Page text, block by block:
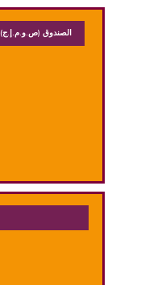
الصندوق (ص.و.م.إ.ج)